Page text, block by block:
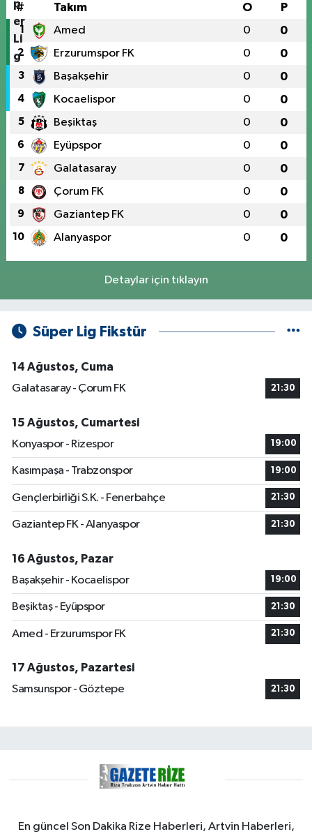
# Takım O P
1 Amed 0 0
2 Erzurumspor FK 0 0
3 Başakşehir 0 0
4 Kocaelispor 0 0
5 Beşiktaş 0 0
6 Eyüpspor 0 0
7 Galatasaray 0 0
8 Çorum FK 0 0
9 Gaziantep FK 0 0
10 Alanyaspor 0 0
Detaylar için tıklayın
Süper Lig Fikstür
14 Ağustos, Cuma
Galatasaray - Çorum FK
21:30
15 Ağustos, Cumartesi
Konyaspor - Rizespor
19:00
Kasımpaşa - Trabzonspor 19:00
Gençlerbirliği S.K. - Fenerbahçe 21:30
Gaziantep FK - Alanyaspor 21:30
16 Ağustos, Pazar
Başakşehir - Kocaelispor
19:00
Beşiktaş - Eyüpspor 21:30
Amed - Erzurumspor FK 21:30
17 Ağustos, Pazartesi
Samsunspor - Göztepe
21:30
En güncel Son Dakika Rize Haberleri, Artvin Haberleri,